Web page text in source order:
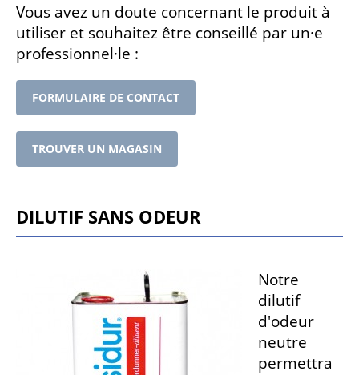
Vous avez un doute concernant le produit à
utiliser et souhaitez être conseillé par un·e
professionnel·le :
FORMULAIRE DE CONTACT
TROUVER UN MAGASIN
Dilutif sans odeur
Notre
dilutif
d'odeur
neutre
permettra